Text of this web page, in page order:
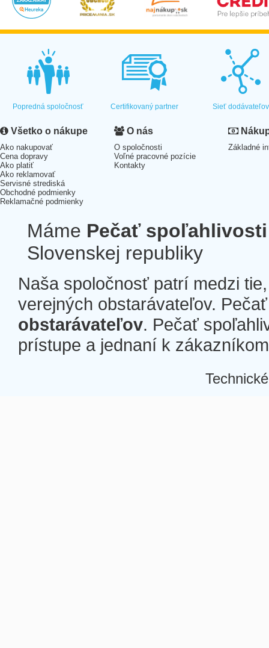
Popredná spoločnosť Certifikovaný partner Sieť dodávateľov
Všetko o nákupe
Ako nakupovať
Cena dopravy
Ako platiť
Ako reklamovať
Servisné strediská
Obchodné podmienky
Reklamačné podmienky
O nás
O spoločnosti
Voľné pracovné pozície
Kontakty
Základné
Máme Pečať spoľahlivosti
Slovenskej republiky
Naša spoločnosť patrí medzi
verejných obstarávateľov.
obstarávateľov. Pečať
prístupe a jednaní k